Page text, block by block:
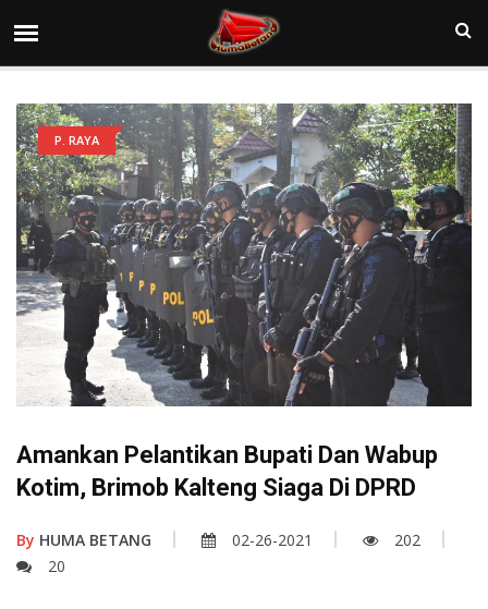
P. RAYA
Amankan Pelantikan Bupati Dan Wabup
Kotim, Brimob Kalteng Siaga Di DPRD
By HUMA BETANG 02-26-2021
202
20